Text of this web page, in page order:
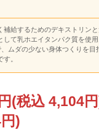
補給するためのデキストリン
して乳ホエイタンパク質を使
ムダの少ない身体つくりを目
。
(税込 4,104
)